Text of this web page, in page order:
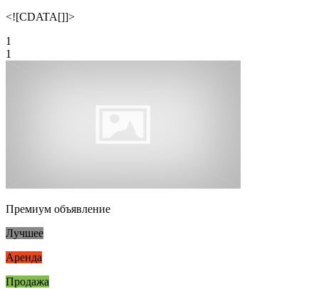
<![CDATA[]]>
1
1
Премиум объявление
Лучшее
Аренда
Продажа